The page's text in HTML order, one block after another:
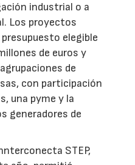
industrial o a
Los proyectos
elegible
de euros y
de
con participación
una pyme y la
generadores de
STEP,